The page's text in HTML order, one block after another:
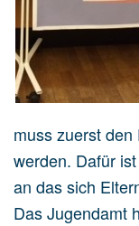
muss zuerst
werden. Dafür
an das sich
Das Jugendamt